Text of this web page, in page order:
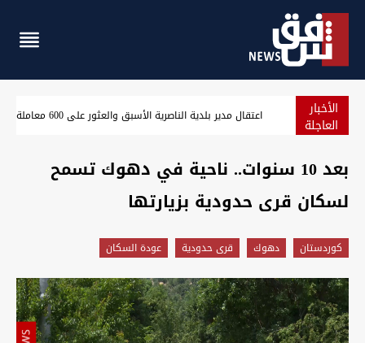
الأخبار
العاجلة انخفاض طفيف بأسعار الدولار في بغداد وأربيل
بعد 10 سنوات.. ناحية في دهوك تسمح
لسكان قرى حدودية بزيارتها
كوردستان دهوك قرى حدودية عودة السكان